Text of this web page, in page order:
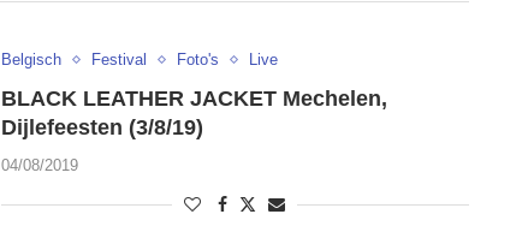
Belgisch Festival Foto's Live
BLACK LEATHER JACKET Mechelen,
Dijlefeesten (3/8/19)
04/08/2019